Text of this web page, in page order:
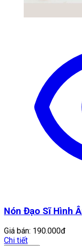
Nón Đạo Sĩ Hình
Giá bán: 190.000đ
Chi tiết